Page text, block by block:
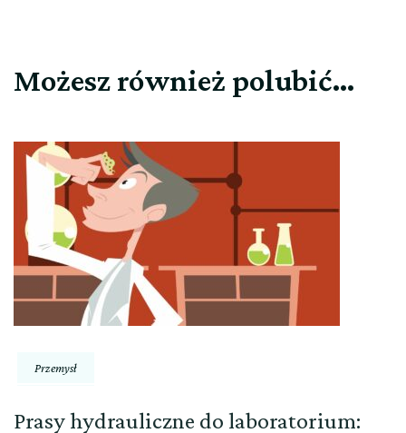
Możesz również polubić…
Przemysł
Prasy hydrauliczne do laboratorium: